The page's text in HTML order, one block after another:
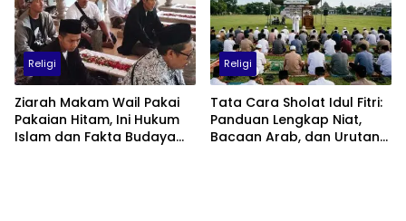
Religi
Ziarah Makam Wail Pakai
Pakaian Hitam, Ini Hukum
Islam dan Fakta Budaya
Religi
Tata Cara Sholat Idul Fitri:
Panduan Lengkap Niat,
Bacaan Arab, dan Urutan